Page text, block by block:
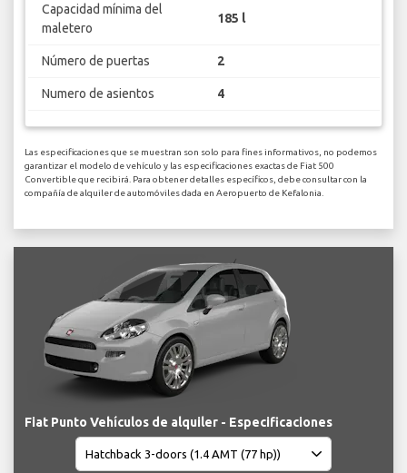
Capacidad mínima del
maletero
185 l
Número de puertas 2
Numero de asientos 4
Las especificaciones que se muestran son solo para fines informativos, no podemos
garantizar el modelo de vehículo y las especificaciones exactas de Fiat 500
Convertible que recibirá. Para obtener detalles específicos, debe consultar con la
compañía de alquiler de automóviles dada en Aeropuerto de Kefalonia.
Fiat Punto Vehículos de alquiler - Especificaciones